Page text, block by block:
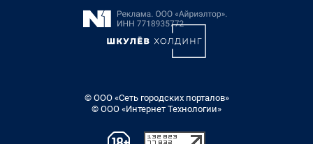
© ООО «Сеть городских порталов»
© ООО «Интернет Технологии»